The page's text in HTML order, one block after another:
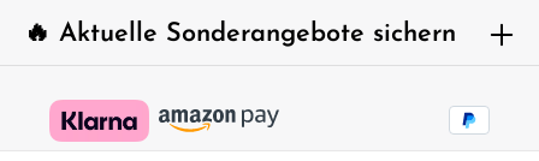
🔥 Aktuelle Sonderangebote sichern